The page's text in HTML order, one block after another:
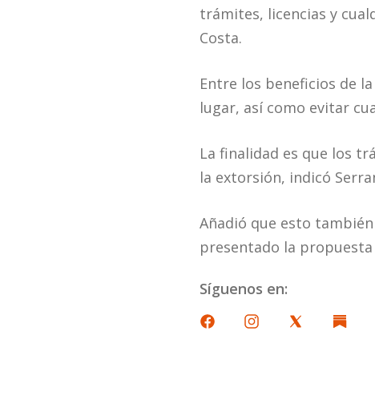
trámites, licencias y
Costa.
Entre los beneficios de
lugar, así como evitar
La finalidad es que los
la extorsión, indicó
Añadió que esto
presentado la propuesta
Síguenos en: